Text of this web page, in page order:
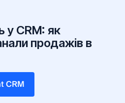
у CRM: як
продажів в
CRM